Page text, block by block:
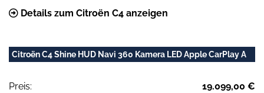
Details zum Citroën C4 anzeigen
Citroën C4 Shine HUD Navi 360 Kamera LED Apple CarPlay A
Preis:
19.099,00 €